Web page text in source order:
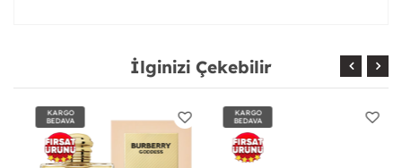
İlginizi Çekebilir
KARGO
BEDAVA
KARGO
BEDAVA